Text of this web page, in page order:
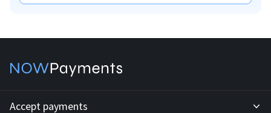
soluções de cobrança
solução PoS offline
Accept payments